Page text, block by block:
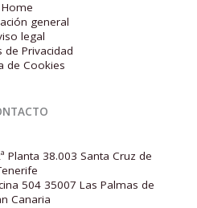
Home
general
legal
de Privacidad
de Cookies
Planta 38.003 Santa Cruz de
504 35007 Las Palmas de
Canaria